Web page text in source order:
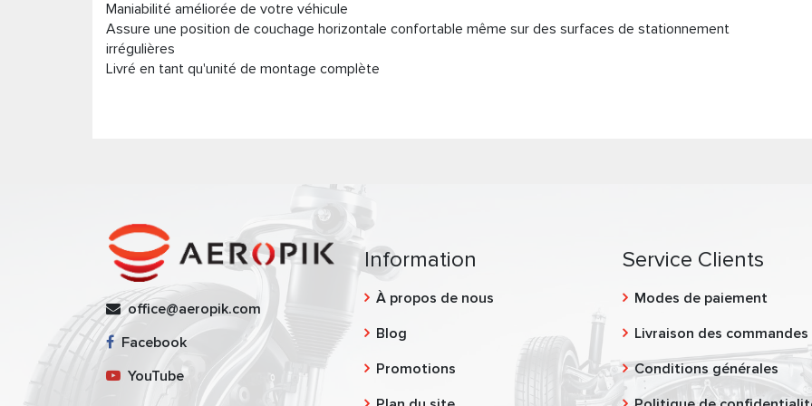
Maniabilité améliorée de votre véhicule
Assure une position de couchage horizontale confortable même sur des surfaces de stationnement
irrégulières
Livré en tant qu'unité de montage complète
office@aeropik.com
Facebook
YouTube
Information
À propos de nous
Blog
Promotions
Service Clients
Modes de paiement
Livraison des commandes
Conditions générales